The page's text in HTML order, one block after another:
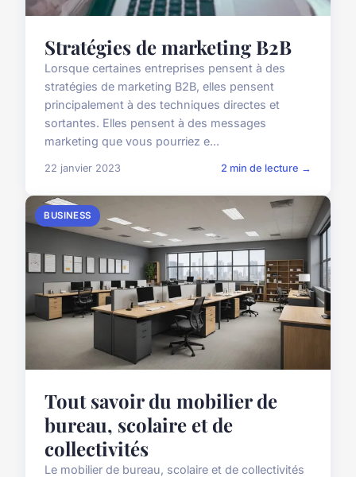
Stratégies de marketing B2B
Lorsque certaines entreprises pensent à des
stratégies de marketing B2B, elles pensent
principalement à des techniques directes et
sortantes. Elles pensent à des messages
marketing que vous pourriez e...
22 janvier 2023 2 min de lecture →
BUSINESS
Tout savoir du mobilier de
bureau, scolaire et de
collectivités
Le mobilier de bureau, scolaire et de collectivités